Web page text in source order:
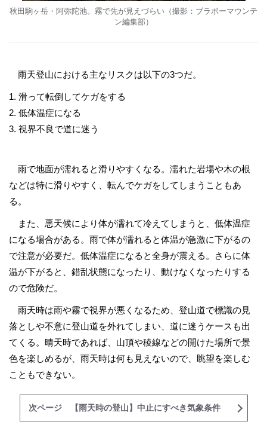
秋田駒ヶ岳・阿弥陀池。霧で先が見えづらい（撮影：ブラボーマウンテ
ン編集部）
雨天登山における主なリスクは以下の3つだ。
1. 滑って転倒してケガをする
2. 低体温症になる
3. 視界不良で道に迷う
雨で地面が濡れると滑りやすくなる。濡れた岩場や木の根
などは特に滑りやすく、転んでケガをしてしまうこともあ
る。
また、悪天候により体が濡れて冷えてしまうと、低体温症
になる場合がある。雨で体が濡れると体温が急激に下がるの
で注意が必要だ。低体温症になると全身が震える。さらに体
温が下がると、錯乱状態になったり、動けなくなったりする
ので危険だ。
雨天時は雨や霧で視界が悪くなるため、登山道で標識の見
落としや不意に登山道を外れてしまい、道に迷うケースも出
てくる。晴天時であれば、山頂や稜線などの開けた場所で景
色を楽しめるが、雨天時は何も見えないので、眺望を楽しむ
こともできない。
次ページ 【雨天時の登山】中止にすべき気象条件